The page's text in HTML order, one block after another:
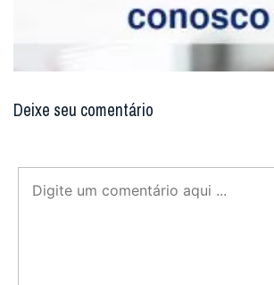
Deixe seu comentário